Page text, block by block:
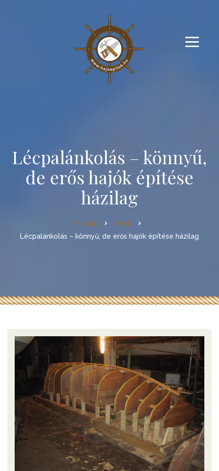
Lécpalánkolás – könnyű,
de erős hajók építése
házilag
Főoldal
Hírek
Lécpalánkolás – könnyű, de erős hajók építése házilag